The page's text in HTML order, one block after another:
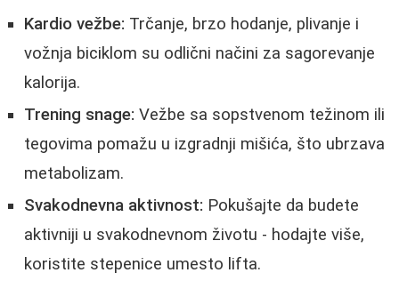
Kardio vežbe: Trčanje, brzo hodanje, plivanje i
vožnja biciklom su odlični načini za sagorevanje
kalorija.
Trening snage: Vežbe sa sopstvenom težinom ili
tegovima pomažu u izgradnji mišića, što ubrzava
metabolizam.
Svakodnevna aktivnost: Pokušajte da budete
aktivniji u svakodnevnom životu - hodajte više,
koristite stepenice umesto lifta.